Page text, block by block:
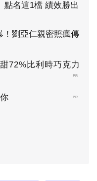
點名這1檔 績效勝出
！劉亞仁親密照瘋傳
72%比利時巧克力
PR
PR